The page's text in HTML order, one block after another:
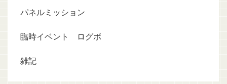
パネルミッション
臨時イベント ログボ
雑記